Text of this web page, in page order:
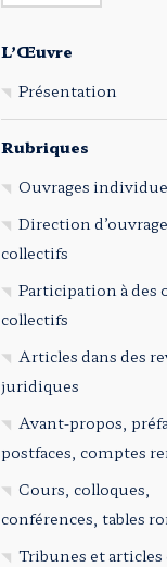
L’Œuvre
Présentation
Rubriques
Ouvrages
Direction
collectifs
Participation à des
collectifs
Articles dans des
juridiques
Avant-propos,
postfaces, comptes
Cours, colloques,
conférences, tables
Tribunes et articles